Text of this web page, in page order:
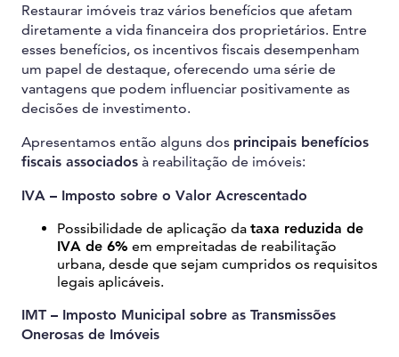
Restaurar imóveis traz vários benefícios que afetam
diretamente a vida financeira dos proprietários. Entre
esses benefícios, os incentivos fiscais desempenham
um papel de destaque, oferecendo uma série de
vantagens que podem influenciar positivamente as
decisões de investimento.
Apresentamos então alguns dos principais benefícios
fiscais associados à reabilitação de imóveis:
IVA – Imposto sobre o Valor Acrescentado
Possibilidade de aplicação da taxa reduzida de
IVA de 6% em empreitadas de reabilitação
urbana, desde que sejam cumpridos os requisitos
legais aplicáveis.
IMT – Imposto Municipal sobre as Transmissões
Onerosas de Imóveis